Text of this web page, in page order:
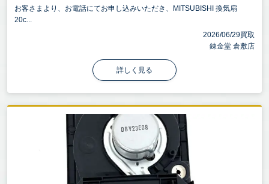
お客さまより、お電話にてお申し込みいただき、MITSUBISHI 換気扇
20c...
2026/06/29買取
錬金堂 倉敷店
詳しく見る